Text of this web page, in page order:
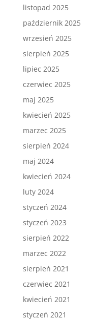
listopad 2025
październik 2025
wrzesień 2025
sierpień 2025
lipiec 2025
czerwiec 2025
maj 2025
kwiecień 2025
marzec 2025
sierpień 2024
maj 2024
kwiecień 2024
luty 2024
styczeń 2024
styczeń 2023
sierpień 2022
marzec 2022
sierpień 2021
czerwiec 2021
kwiecień 2021
styczeń 2021